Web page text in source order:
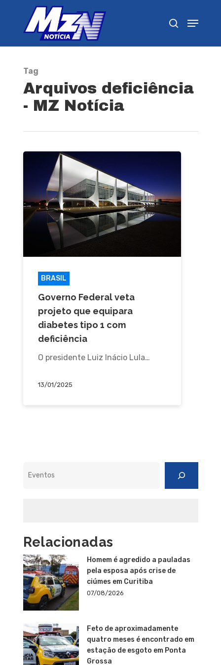
Tag
Arquivos deficiência
- MZ Notícia
BRASIL
Governo Federal veta
projeto que equipara
diabetes tipo 1 com
deficiência
O presidente Luiz Inácio Lula…
13/01/2025
Relacionadas
Homem é agredido a pauladas
pela esposa após crise de
ciúmes em Curitiba
07/08/2026
Feto de aproximadamente
quatro meses é encontrado em
estação de esgoto em Ponta
Grossa